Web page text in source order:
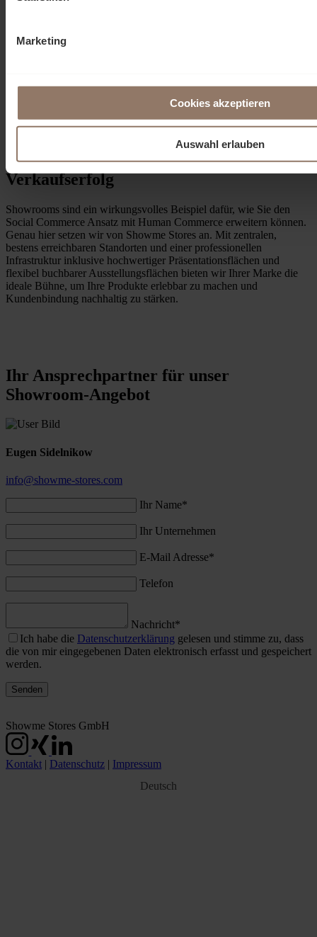
Marketing
Cookies akzeptieren
Auswahl erlauben
Gerade bei komplexen oder hochpreisigen Produkten wie Möbeln
Commerce. Sie schafft Vertrauen, baut Nähe auf und unterstützt
fundierte Kaufentscheidungen, also ein klarer Vorteil gegenüber rein
digitalen Verkaufsprozessen.
Mit der richtigen Präsentation zum
Verkaufserfolg
Showrooms sind ein wirkungsvolles Beispiel dafür, wie Sie den
Social Commerce Ansatz mit Human Commerce erweitern können.
Genau hier setzen wir von Showme Stores an. Mit zentralen,
bestens erreichbaren Standorten und einer professionellen
Infrastruktur inklusive hochwertiger Präsentationsflächen und
flexibel buchbarer Ausstellungsflächen bieten wir Ihrer Marke die
ideale Bühne, um Ihre Produkte erlebbar zu machen und
Kundenbindung nachhaltig zu stärken.
Ihr Ansprechpart­ner für unser
Showroom-Angebot
Eugen Sidelnikow
info@showme-stores.com
Ihr Name*
Ihr Unternehmen
E-Mail Adresse*
Telefon
Nachricht*
Ich habe die Datenschutzerklärung gelesen und stimme zu, dass
die von mir eingegebenen Daten elektronisch erfasst und gespeichert
werden.
Showme Stores GmbH
Kontakt | Datenschutz | Impressum
Deutsch